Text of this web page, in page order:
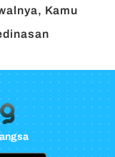
Kamu